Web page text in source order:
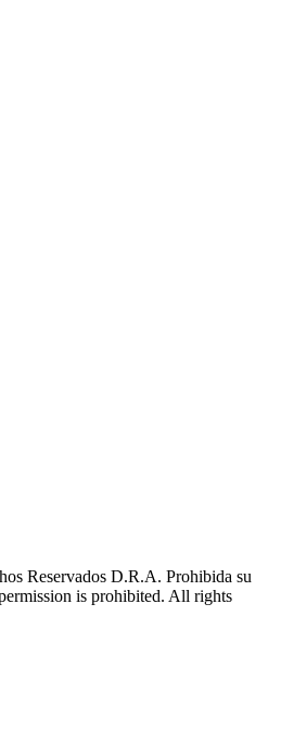
Reservados D.R.A. Prohibida su
is prohibited. All rights